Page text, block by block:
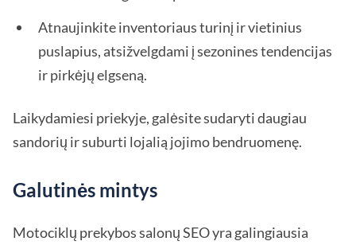
Atnaujinkite inventoriaus turinį ir vietinius
puslapius, atsižvelgdami į sezonines tendencijas
ir pirkėjų elgseną.
Laikydamiesi priekyje, galėsite sudaryti daugiau
sandorių ir suburti lojalią jojimo bendruomenę.
Galutinės mintys
Motociklų prekybos salonų SEO yra galingiausia